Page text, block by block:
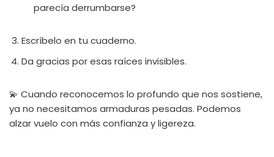
parecía derrumbarse?
Escríbelo en tu cuaderno.
Da gracias por esas raíces invisibles.
💫 Cuando reconocemos lo profundo que nos sostiene,
ya no necesitamos armaduras pesadas. Podemos
alzar vuelo con más confianza y ligereza.